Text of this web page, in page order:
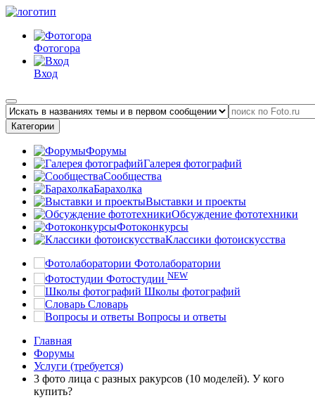
Фотогора
Вход
Категории
Форумы
Галерея фотографий
Сообщества
Барахолка
Выставки и проекты
Обсуждение фототехники
Фотоконкурсы
Классики фотоискусства
Фотолаборатории
Фотостудии NEW
Школы фотографий
Словарь
Вопросы и ответы
Главная
Форумы
Услуги (требуется)
3 фото лица с разных ракурсов (10 моделей). У кого
купить?